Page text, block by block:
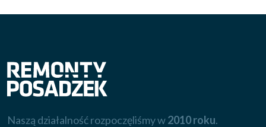
Naszą działalność rozpoczęliśmy w2010 roku.